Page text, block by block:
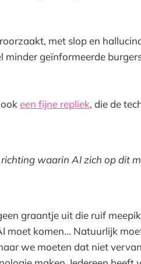
met slop en
geïnformeerde
een fijne repliek, die de
waarin AI zich op dit
graantje uit die ruif
moet komen... Natuurlijk
we moeten dat niet